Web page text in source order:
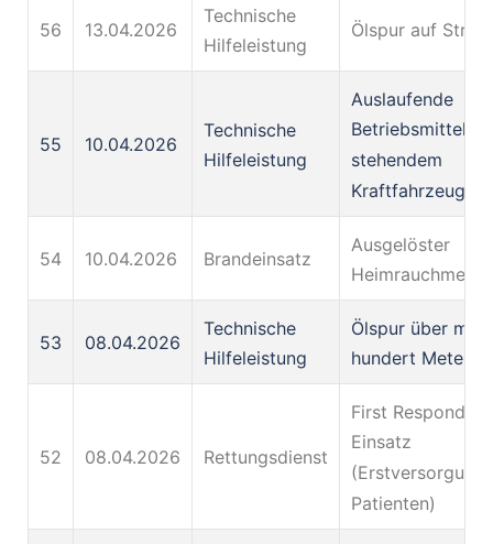
56 13.04.2026
Technische
Hilfeleistung
Ölspur auf
55 10.04.2026
Technische
Hilfeleistung
Auslaufende
Betriebsmittel
stehendem
Kraftfahrzeug
54 10.04.2026 Brandeinsatz
Ausgelöster
53 08.04.2026
Technische
Hilfeleistung
Ölspur über
hundert Meter
52 08.04.2026 Rettungsdienst
First Responder
Einsatz
(Erstversorgung
Patienten)